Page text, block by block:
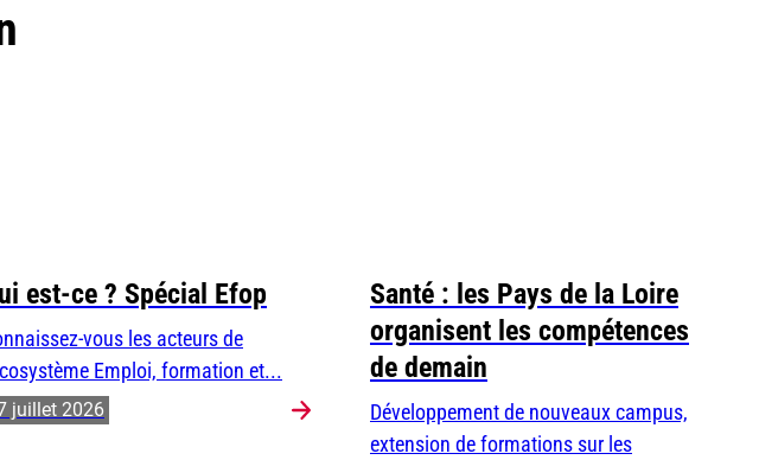
est-ce ? Spécial Efop
vous les acteurs de
Emploi, formation et...
juillet 2026
Santé : les Pays de la Loire
organisent les compétences
de demain
Développement de nouveaux campus,
extension de formations sur les